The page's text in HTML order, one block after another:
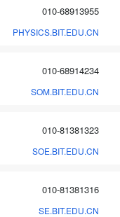
010-68913955
PHYSICS.BIT.EDU.CN
010-68914234
SOM.BIT.EDU.CN
010-81381323
SOE.BIT.EDU.CN
010-81381316
SE.BIT.EDU.CN